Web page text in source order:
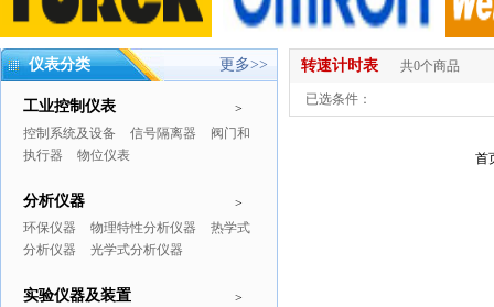
仪表分类 更多>>
>
工业控制仪表
控制系统及设备 信号隔离器
阀门和
执行器
物位仪表
>
分析仪器
环保仪器 物理特性分析仪器
热学式
分析仪器
光学式分析仪器
>
实验仪器及装置
转速计时表 共0个商品
已选条件：
首